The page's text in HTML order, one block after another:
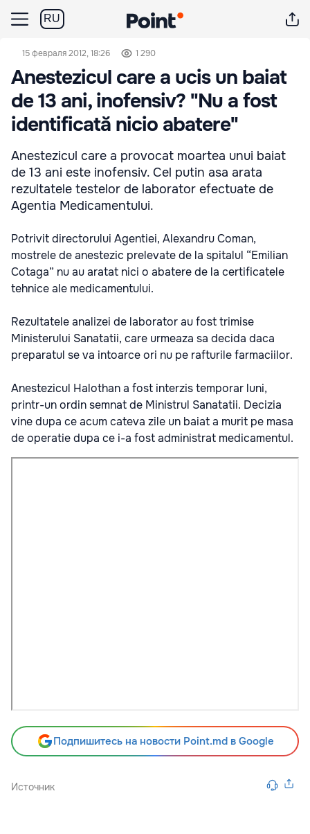
RU
15 февраля 2012, 18:26 1 290
Anestezicul care a ucis un baiat
de 13 ani, inofensiv? "Nu a fost
identificată nicio abatere"
Anestezicul care a provocat moartea unui baiat
de 13 ani este inofensiv. Cel putin asa arata
rezultatele testelor de laborator efectuate de
Agentia Medicamentului.
Potrivit directorului Agentiei, Alexandru Coman,
mostrele de anestezic prelevate de la spitalul “Emilian
Cotaga” nu au aratat nici o abatere de la certificatele
tehnice ale medicamentului.
Rezultatele analizei de laborator au fost trimise
Ministerului Sanatatii, care urmeaza sa decida daca
preparatul se va intoarce ori nu pe rafturile farmaciilor.
Anestezicul Halothan a fost interzis temporar luni,
printr-un ordin semnat de Ministrul Sanatatii. Decizia
vine dupa ce acum cateva zile un baiat a murit pe masa
de operatie dupa ce i-a fost administrat medicamentul.
Подпишитесь на новости Point.md в Google
Источник